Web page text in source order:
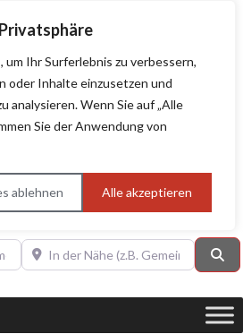
Ihr Surferlebnis zu verbessern,
oder Inhalte einzusetzen und
analysieren. Wenn Sie auf „Alle
Sie der Anwendung von
ablehnen Alle akzeptieren
Qualitätssiegel!
die mit dem DIAMANT,
ANWÄRTER "Bauherrenhilfe.org-
sind.
oder Dachdecker)
In der Nähe (z.B. Gemeinde Baden)